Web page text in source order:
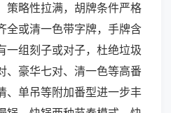
策略性拉满，胡牌条件严格
全或清一色带字牌，手牌含
一组刻子或对子，杜绝垃圾
、豪华七对、清一色等高番
、单吊等附加番型进一步丰